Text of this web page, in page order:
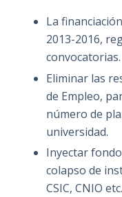
La
2013-2016,
convocatorias.
Eliminar las
de Empleo,
número de
universidad.
Inyectar
colapso de
CSIC, CNIO etc.